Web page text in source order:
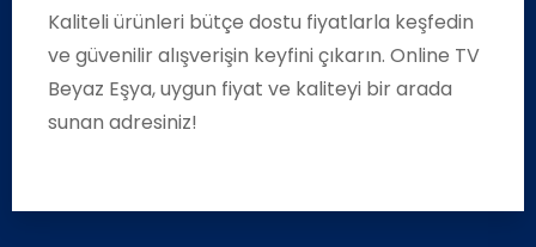
Kaliteli ürünleri bütçe dostu fiyatlarla keşfedin
ve güvenilir alışverişin keyfini çıkarın. Online TV
Beyaz Eşya, uygun fiyat ve kaliteyi bir arada
sunan adresiniz!